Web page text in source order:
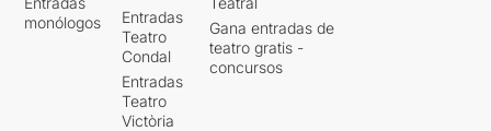
monólogos
Entradas
Teatro
Condal
Entradas
Teatro
Victòria
Gana entradas de
teatro gratis -
concursos